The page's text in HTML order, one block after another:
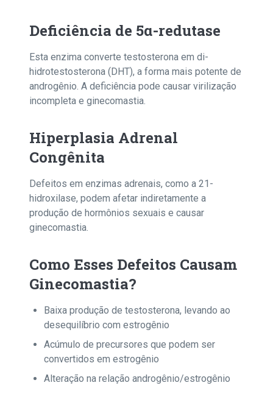
Deficiência de 5α-redutase
Esta enzima converte testosterona em di-
hidrotestosterona (DHT), a forma mais potente de
androgênio. A deficiência pode causar virilização
incompleta e ginecomastia.
Hiperplasia Adrenal
Congênita
Defeitos em enzimas adrenais, como a 21-
hidroxilase, podem afetar indiretamente a
produção de hormônios sexuais e causar
ginecomastia.
Como Esses Defeitos Causam
Ginecomastia?
Baixa produção de testosterona, levando ao
desequilíbrio com estrogênio
Acúmulo de precursores que podem ser
convertidos em estrogênio
Alteração na relação androgênio/estrogênio